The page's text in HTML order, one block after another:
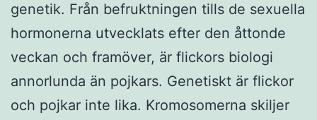
genetik. Från befruktningen tills de sexuella
hormonerna utvecklats efter den åttonde
veckan och framöver, är flickors biologi
annorlunda än pojkars. Genetiskt är flickor
och pojkar inte lika. Kromosomerna skiljer